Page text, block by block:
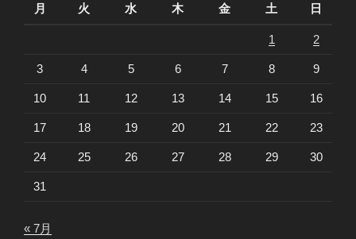
月
火 水 木 金 土 日
1 2
3 4 5 6 7 8 9
10 11 12 13 14 15 16
17 18 19 20 21 22 23
24 25 26 27 28 29 30
31
« 7月